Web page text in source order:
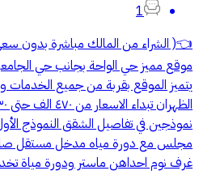
1
👈( الشراء من المالك مباشرة بدون
موقع مميز حي الواحة بجانب حي
يتميز الموقع بقربة من جميع الخدمات
نموذجين في تفاصيل الشقق النموذج
مجلس مع دورة مياه مدخل مستقل
غرف نوم احداهن ماستر ودورة مياة